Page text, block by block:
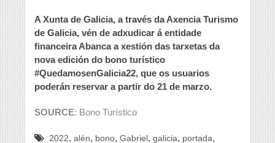
A Xunta de Galicia, a través da Axencia Turismo
de Galicia, vén de adxudicar á entidade
financeira Abanca a xestión das tarxetas da
nova edición do bono turístico
#QuedamosenGalicia22, que os usuarios
poderán reservar a partir do 21 de marzo.
SOURCE: Bono Turístico
2022, alén, bono, Gabriel , galicia, portada,